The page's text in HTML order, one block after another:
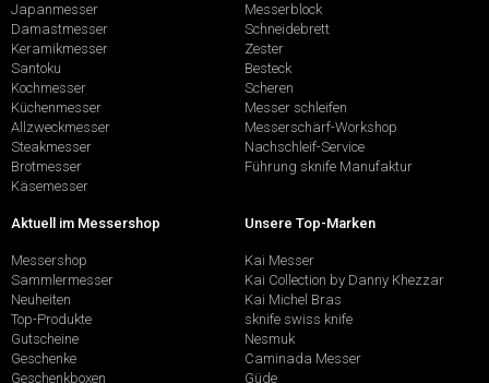
Japanmesser
Damastmesser
Keramikmesser
Santoku
Kochmesser
Küchenmesser
Allzweckmesser
Steakmesser
Brotmesser
Käsemesser
Messerblock
Schneidebrett
Zester
Besteck
Scheren
Messer schleifen
Messerschärf-Workshop
Nachschleif-Service
Führung sknife Manufaktur
Aktuell im Messershop
Messershop
Sammlermesser
Neuheiten
Top-Produkte
Gutscheine
Geschenke
Geschenkboxen
Unsere Top-Marken
Kai Messer
Kai Collection by Danny Khezzar
Kai Michel Bras
sknife swiss knife
Nesmuk
Caminada Messer
Güde